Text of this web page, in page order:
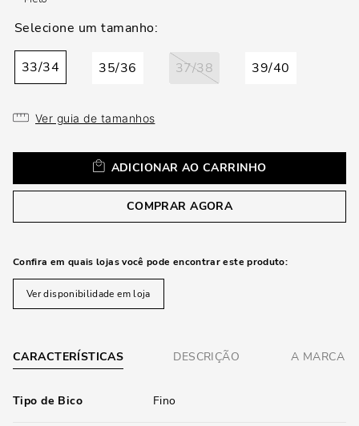
33/34 35/36 37/38 39/40
Ver guia de tamanhos
ADICIONAR AO CARRINHO
COMPRAR AGORA
Confira em quais lojas você pode encontrar este produto:
Ver disponibilidade em loja
CARACTERÍSTICAS DESCRIÇÃO A MARCA
Tipo de Bico Fino